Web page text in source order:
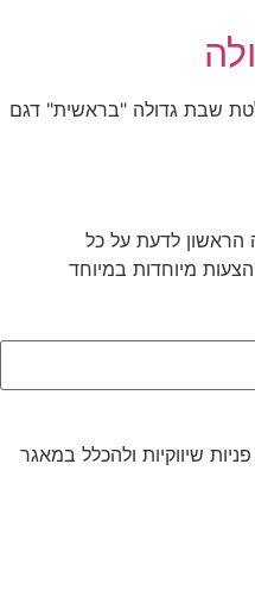
הראשון לדעת על כל
מיוחדות במיוחד
שיווקיות ולהכלל במאגר